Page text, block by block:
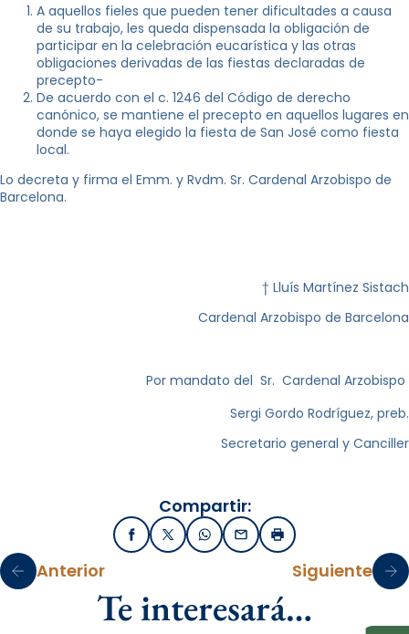
A aquellos fieles que pueden tener dificultades a causa
de su trabajo, les queda dispensada la obligación de
participar en la celebración eucarística y las otras
obligaciones derivadas de las fiestas declaradas de
precepto-
De acuerdo con el c. 1246 del Código de derecho
canónico, se mantiene el precepto en aquellos lugares en
donde se haya elegido la fiesta de San José como fiesta
local.
Lo decreta y firma el Emm. y Rvdm. Sr. Cardenal Arzobispo de
Barcelona.
† Lluís Martínez Sistach
Cardenal Arzobispo de Barcelona
Por mandato del Sr. Cardenal Arzobispo
Sergi Gordo Rodríguez, preb.
Secretario general y Canciller
Compartir:
FacebookX / TwitterWhatsApp
EmailImprimir
Anterior Siguiente
Te interesará…